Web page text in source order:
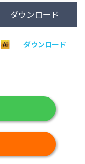
ダウンロード
ダウンロード